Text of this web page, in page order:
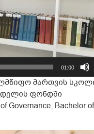
01:00
მართვის
ფონდში
Governance, Bachelor